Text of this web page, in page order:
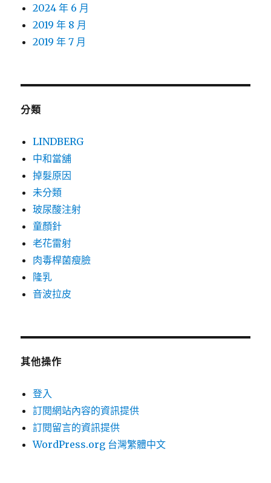
2024 年 6 月
2019 年 8 月
2019 年 7 月
分類
LINDBERG
中和當舖
掉髮原因
未分類
玻尿酸注射
童顏針
老花雷射
肉毒桿菌瘦臉
隆乳
音波拉皮
其他操作
登入
訂閱網站內容的資訊提供
訂閱留言的資訊提供
WordPress.org 台灣繁體中文